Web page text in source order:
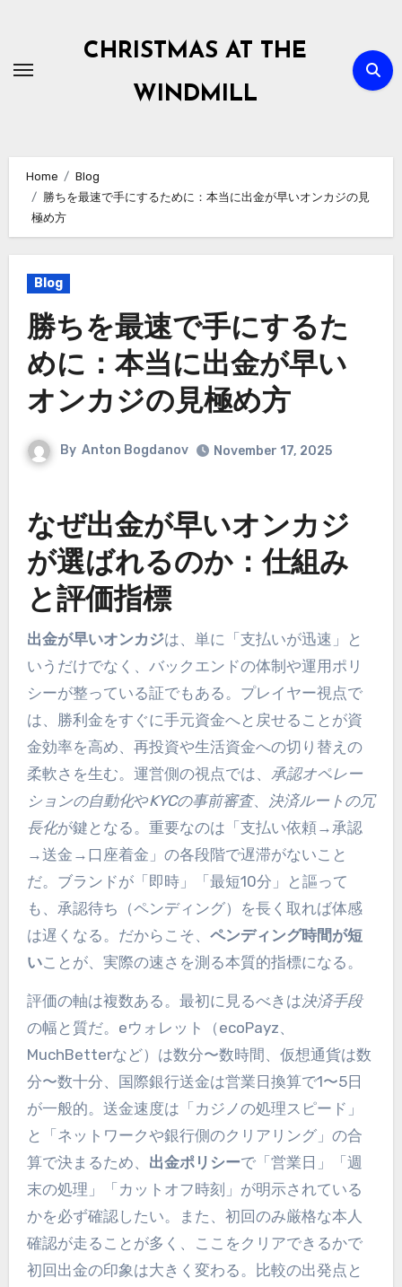
content
CHRISTMAS AT THE
WINDMILL
Home
Blog
勝ちを最速で手にするために：本当に出金が早いオンカジの見
極め方
Blog
勝ちを最速で手にするた
めに：本当に出金が早い
オンカジの見極め方
By Anton Bogdanov November 17, 2025
なぜ出金が早いオンカジ
が選ばれるのか：仕組み
と評価指標
出金が早いオンカジは、単に「支払いが迅速」と
いうだけでなく、バックエンドの体制や運用ポリ
シーが整っている証でもある。プレイヤー視点で
は、勝利金をすぐに手元資金へと戻せることが資
金効率を高め、再投資や生活資金への切り替えの
柔軟さを生む。運営側の視点では、 承認オペレー
ションの自動化やKYCの事前審査、
決済ルートの冗
長化が鍵となる。重要なのは「支払い依頼→承認
→送金→口座着金」の各段階で遅滞がないこと
だ。ブランドが「即時」「最短10分」と謳って
も、承認待ち（ペンディング）を長く取れば体感
は遅くなる。だからこそ、 ペンディング時間が短
いことが、実際の速さを測る本質的指標になる。
評価の軸は複数ある。最初に見るべきは決済手段
の幅と質だ。eウォレット（ecoPayz、
MuchBetterなど）は数分〜数時間、仮想通貨は数
分〜数十分、国際銀行送金は営業日換算で1〜5日
が一般的。送金速度は「カジノの処理スピード」
と「ネットワークや銀行側のクリアリング」の合
算で決まるため、 出金ポリシーで「営業日」「週
末の処理」「カットオフ時刻」が明示されている
かを必ず確認したい。また、初回のみ厳格な本人
確認が走ることが多く、ここをクリアできるかで
初回出金の印象は大きく変わる。比較の出発点と